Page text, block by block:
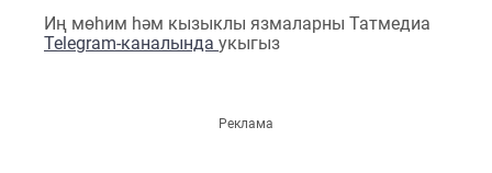
Иң мөһим һәм кызыклы язмаларны Татмедиа
Telegram-каналында укыгыз
Реклама